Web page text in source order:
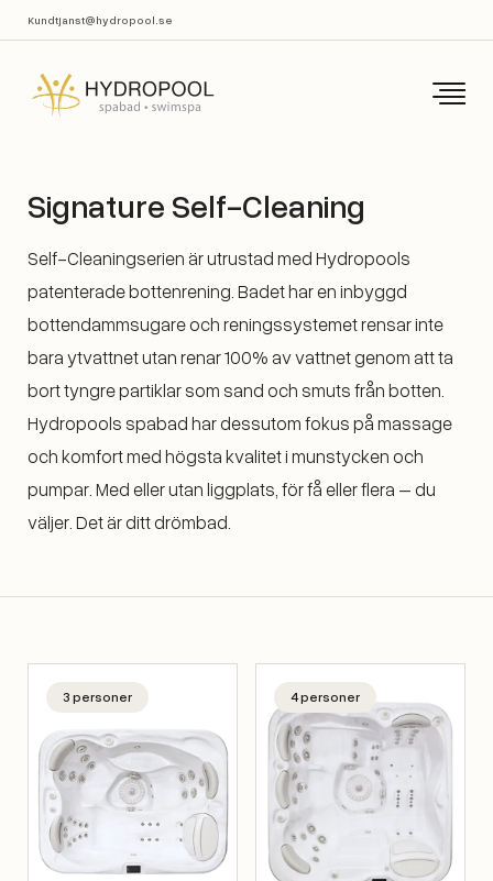
Kundtjanst@hydropool.se
Signature Self-Cleaning
Self-Cleaningserien är utrustad med Hydropools
patenterade bottenrening. Badet har en inbyggd
bottendammsugare och reningssystemet rensar inte
bara ytvattnet utan renar 100% av vattnet genom att ta
bort tyngre partiklar som sand och smuts från botten.
Hydropools spabad har dessutom fokus på massage
och komfort med högsta kvalitet i munstycken och
pumpar. Med eller utan liggplats, för få eller flera – du
väljer. Det är ditt drömbad.
3 personer 4 personer